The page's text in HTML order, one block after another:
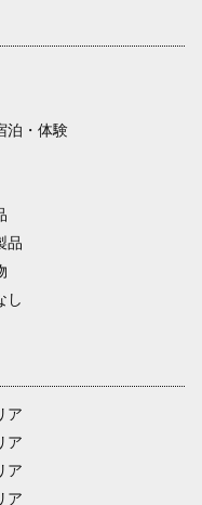
泊・体験
品
し
ア
ア
ア
ア